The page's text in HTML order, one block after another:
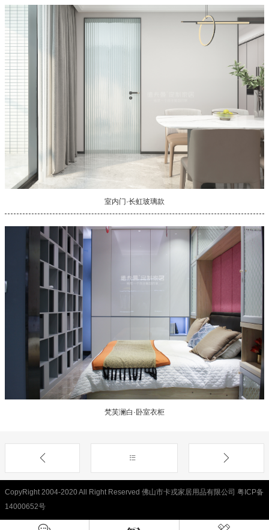
室内门·长虹玻璃款
梵芙澜白·卧室衣柜
CopyRight 2004-2020 All Right Reserved 佛山市卡戎家居用品有限公司 粤ICP备
14000652号